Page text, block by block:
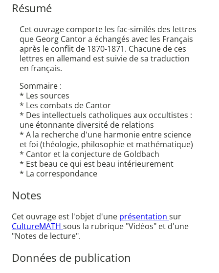
Résumé
Cet ouvrage comporte les fac-similés des lettres
que Georg Cantor a échangés avec les Français
après le conflit de 1870-1871. Chacune de ces
lettres en allemand est suivie de sa traduction
en français.
Sommaire :
* Les sources
* Les combats de Cantor
* Des intellectuels catholiques aux occultistes :
une étonnante diversité de relations
* A la recherche d'une harmonie entre science
et foi (théologie, philosophie et mathématique)
* Cantor et la conjecture de Goldbach
* Est beau ce qui est beau intérieurement
* La correspondance
Notes
Cet ouvrage est l'objet d'une présentation sur
CultureMATH sous la rubrique "Vidéos" et d'une
"Notes de lecture".
Données de publication